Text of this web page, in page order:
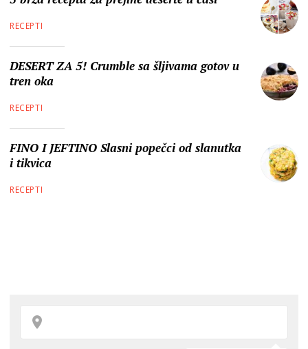
RECEPTI
DESERT ZA 5! Crumble sa šljivama gotov u
tren oka
RECEPTI
FINO I JEFTINO Slasni popečci od slanutka
i tikvica
RECEPTI